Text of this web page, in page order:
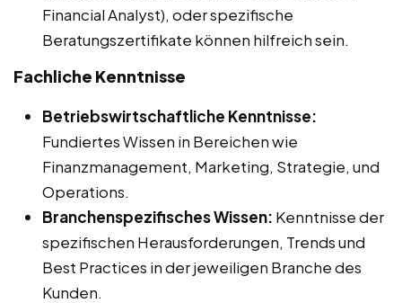
Financial Analyst), oder spezifische
Beratungszertifikate können hilfreich sein.
Fachliche Kenntnisse
Betriebswirtschaftliche Kenntnisse:
Fundiertes Wissen in Bereichen wie
Finanzmanagement, Marketing, Strategie, und
Operations.
Branchenspezifisches Wissen: Kenntnisse der
spezifischen Herausforderungen, Trends und
Best Practices in der jeweiligen Branche des
Kunden.